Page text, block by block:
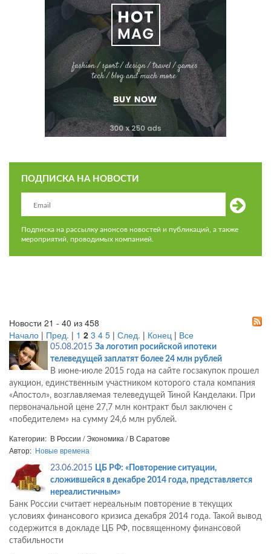
ПОДПИСКА НА НОВОСТИ
Подписка на рассылку анонсов новостей и публикаций, а также
мероприятий, проводимых компанией.
Новости 21 - 40 из 458
Начало | Пред. | 1 2 3 4 5 | След. | Конец | Все
05.08.2015 За логотип росийской ипотеки
телеведущей заплатят более 24 млн рублей
В июне-июле 2015 года на сайте госзакупок прошел
аукцион, единственным участником которого стала компания
«Апостол», возглавляемая телеведущей Тиной Канделаки. При
первоначальной цене 27,7 млн контракт был заключен с
«победителем» на сумму 24,6 млн рублей.
Категории: В России / Экономика / В Саратове
Автор: Новые времена
23.06.2015 ЦБ РФ: «Повторение ситуации,
сложившейся в декабре 2014 года, представляется
нереалистичным»
Банк России считает нереальным повторение в текущих
условиях финансового кризиса декабря 2014 года. Такой вывод
содержится в докладе ЦБ РФ, посвященному финансовой
стабильности